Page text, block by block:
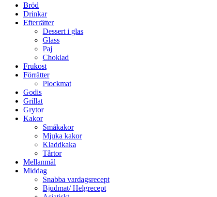
Bröd
Drinkar
Efterrätter
Dessert i glas
Glass
Paj
Choklad
Frukost
Förrätter
Plockmat
Godis
Grillat
Grytor
Kakor
Småkakor
Mjuka kakor
Kladdkaka
Tårtor
Mellanmål
Middag
Snabba vardagsrecept
Bjudmat/ Helgrecept